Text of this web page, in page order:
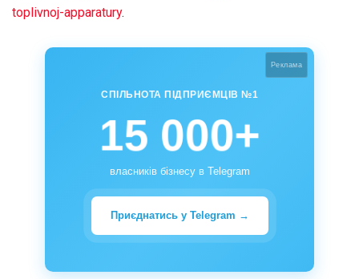
toplivnoj-apparatury.
Реклама
СПІЛЬНОТА ПІДПРИЄМЦІВ №1
15 000+
власників бізнесу в Telegram
Приєднатись у Telegram →